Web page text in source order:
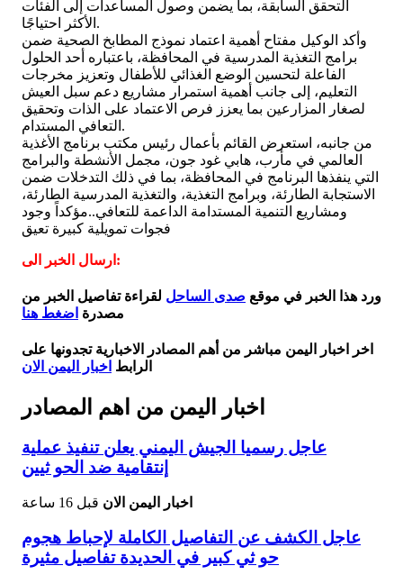
التحقق السابقة، بما يضمن وصول المساعدات إلى الفئات
الأكثر احتياجًا.
وأكد الوكيل مفتاح أهمية اعتماد نموذج المطابخ الصحية ضمن
برامج التغذية المدرسية في المحافظة، باعتباره أحد الحلول
الفاعلة لتحسين الوضع الغذائي للأطفال وتعزيز مخرجات
التعليم، إلى جانب أهمية استمرار مشاريع دعم سبل العيش
لصغار المزارعين بما يعزز فرص الاعتماد على الذات وتحقيق
التعافي المستدام.
من جانبه، استعرض القائم بأعمال رئيس مكتب برنامج الأغذية
العالمي في مأرب، هابي غود جون، مجمل الأنشطة والبرامج
التي ينفذها البرنامج في المحافظة، بما في ذلك التدخلات ضمن
الاستجابة الطارئة، وبرامج التغذية، والتغذية المدرسية الطارئة،
ومشاريع التنمية المستدامة الداعمة للتعافي..مؤكداً وجود
فجوات تمويلية كبيرة تعيق
ارسال الخبر الى:
ورد هذا الخبر في موقع صدى الساحل لقراءة تفاصيل الخبر من
مصدرة اضغط هنا
اخر اخبار اليمن مباشر من أهم المصادر الاخبارية تجدونها على
الرابط اخبار اليمن الان
اخبار اليمن من اهم المصادر
عاجل رسميا الجيش اليمني يعلن تنفيذ عملية
إنتقامية ضد الحو ثيين
اخبار اليمن الان قبل 16 ساعة
عاجل الكشف عن التفاصيل الكاملة لإحباط هجوم
حو ثي كبير في الحديدة تفاصيل مثيرة